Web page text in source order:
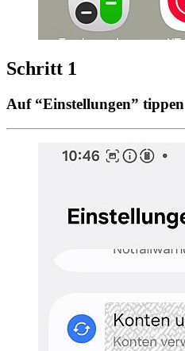
Schritt 1
Auf “Einstellungen” tippen